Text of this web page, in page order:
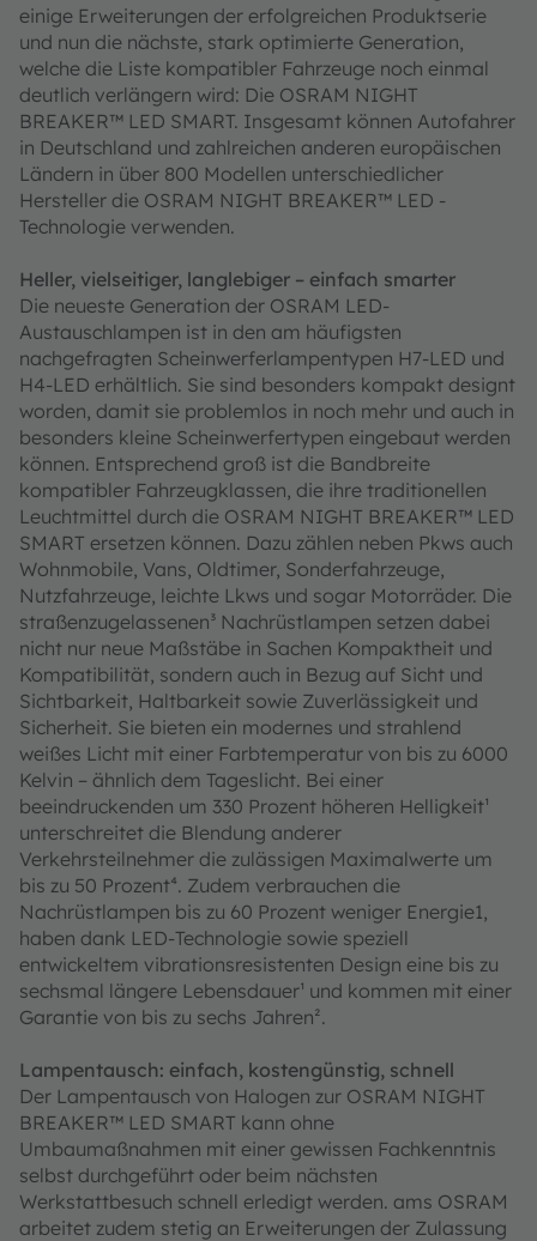
einige Erweiterungen der erfolgreichen Produktserie
und nun die nächste, stark optimierte Generation,
welche die Liste kompatibler Fahrzeuge noch einmal
deutlich verlängern wird: Die OSRAM NIGHT
BREAKER™ LED SMART. Insgesamt können Autofahrer
in Deutschland und zahlreichen anderen europäischen
Ländern in über 800 Modellen unterschiedlicher
Hersteller die OSRAM NIGHT BREAKER™ LED -
Technologie verwenden.
Heller, vielseitiger, langlebiger – einfach smarter
Die neueste Generation der OSRAM LED-
Austauschlampen ist in den am häufigsten
nachgefragten Scheinwerferlampentypen H7-LED und
H4-LED erhältlich. Sie sind besonders kompakt designt
worden, damit sie problemlos in noch mehr und auch in
besonders kleine Scheinwerfertypen eingebaut werden
können. Entsprechend groß ist die Bandbreite
kompatibler Fahrzeugklassen, die ihre traditionellen
Leuchtmittel durch die OSRAM NIGHT BREAKER™ LED
SMART ersetzen können. Dazu zählen neben Pkws auch
Wohnmobile, Vans, Oldtimer, Sonderfahrzeuge,
Nutzfahrzeuge, leichte Lkws und sogar Motorräder. Die
straßenzugelassenen³ Nachrüstlampen setzen dabei
nicht nur neue Maßstäbe in Sachen Kompaktheit und
Kompatibilität, sondern auch in Bezug auf Sicht und
Sichtbarkeit, Haltbarkeit sowie Zuverlässigkeit und
Sicherheit. Sie bieten ein modernes und strahlend
weißes Licht mit einer Farbtemperatur von bis zu 6000
Kelvin – ähnlich dem Tageslicht. Bei einer
beeindruckenden um 330 Prozent höheren Helligkeit¹
unterschreitet die Blendung anderer
Verkehrsteilnehmer die zulässigen Maximalwerte um
bis zu 50 Prozent⁴. Zudem verbrauchen die
Nachrüstlampen bis zu 60 Prozent weniger Energie1,
haben dank LED-Technologie sowie speziell
entwickeltem vibrationsresistenten Design eine bis zu
sechsmal längere Lebensdauer¹ und kommen mit einer
Garantie von bis zu sechs Jahren².
Lampentausch: einfach, kostengünstig, schnell
Der Lampentausch von Halogen zur OSRAM NIGHT
BREAKER™ LED SMART kann ohne
Umbaumaßnahmen mit einer gewissen Fachkenntnis
selbst durchgeführt oder beim nächsten
Werkstattbesuch schnell erledigt werden. ams OSRAM
arbeitet zudem stetig an Erweiterungen der Zulassung